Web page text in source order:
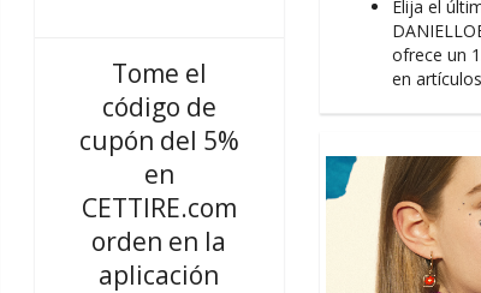
Tome el
código de
cupón del 5%
en
CETTIRE.com
orden en la
aplicación
Elija el
ofrece un
en